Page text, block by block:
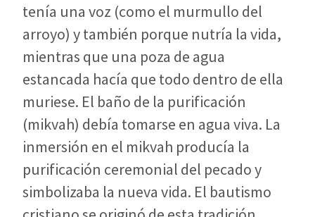
tenía una voz (como el murmullo del
arroyo) y también porque nutría la vida,
mientras que una poza de agua
estancada hacía que todo dentro de ella
muriese. El baño de la purificación
(mikvah) debía tomarse en agua viva. La
inmersión en el mikvah producía la
purificación ceremonial del pecado y
simbolizaba la nueva vida. El bautismo